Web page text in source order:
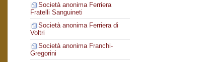
Società anonima Ferriera
Fratelli Sanguineti
Società anonima Ferriera di
Voltri
Società anonima Franchi-
Gregorini